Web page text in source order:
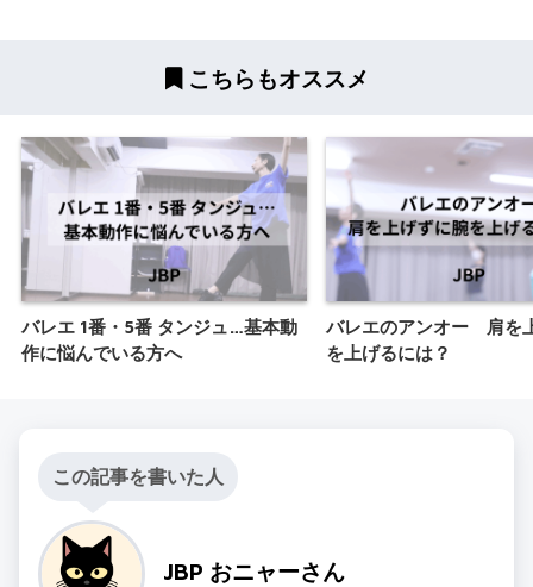
こちらもオススメ
バレエ 1番・5番 タンジュ…基本動
作に悩んでいる方へ
バレエのアンオー 肩を
を上げるには？
この記事を書いた人
JBP おニャーさん